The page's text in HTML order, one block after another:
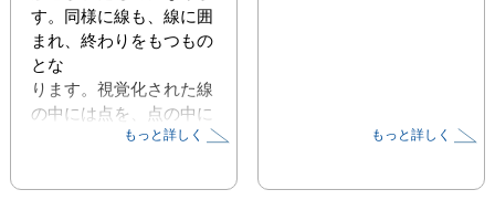
す。同様に線も、線に囲
まれ、終わりをもつもの
とな
ります。視覚化された線
の中には点を、点の中に
は線を内包仕合ます。
あるかもしれませんし、
もっと詳しく もっと詳しく